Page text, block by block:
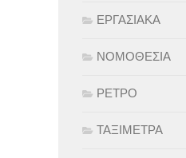
ΕΡΓΑΣΙΑΚΑ
ΝΟΜΟΘΕΣΙΑ
ΡΕΤΡΟ
ΤΑΞΙΜΕΤΡΑ